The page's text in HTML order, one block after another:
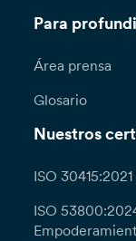
Para
Área prensa
Glosario
Nuestros
ISO
ISO